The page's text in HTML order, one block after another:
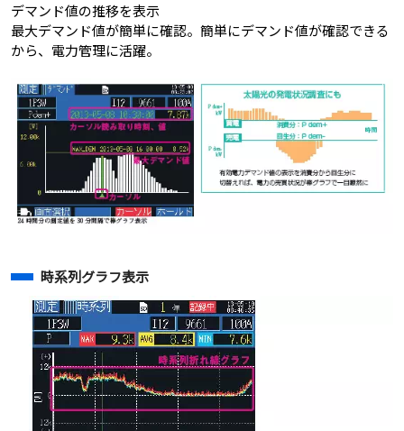
デマンド値の推移を表示
最大デマンド値が簡単に確認。簡単にデマンド値が確認できる
から、電力管理に活躍。
時系列グラフ表示